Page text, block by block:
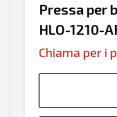
Pressa per
HLO-1210-
Chiama per i